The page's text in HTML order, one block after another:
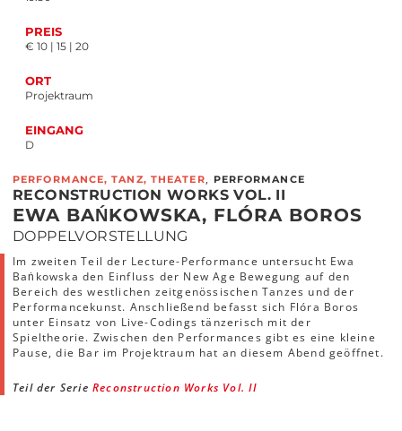
PREIS
€ 10 | 15 | 20
ORT
Projektraum
EINGANG
D
PERFORMANCE, TANZ, THEATER, PERFORMANCE
RECONSTRUCTION WORKS VOL. II
EWA BAŃKOWSKA, FLÓRA BOROS
DOPPELVORSTELLUNG
Im zweiten Teil der Lecture-Performance untersucht Ewa
Baṅkowska den Einfluss der New Age Bewegung auf den
Bereich des westlichen zeitgenössischen Tanzes und der
Performancekunst. Anschließend befasst sich Flóra Boros
unter Einsatz von Live-Codings tänzerisch mit der
Spieltheorie. Zwischen den Performances gibt es eine kleine
Pause, die Bar im Projektraum hat an diesem Abend geöffnet.
Teil der Serie Reconstruction Works Vol. II